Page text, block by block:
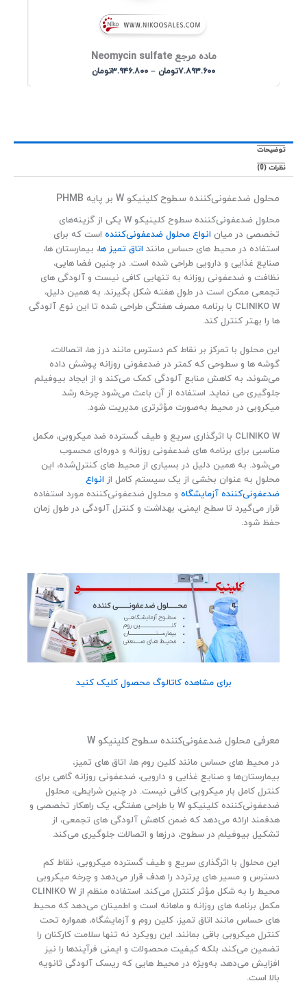
ماده مرجع Neomycin sulfate
۷.۸۹۳.۶۰۰تومان – ۳.۹۴۶.۸۰۰تومانP
g
:
۳
.
۹
۴
۶
.
۸
۰
و
ا
ن
t
h
o
u
g
h
۷
.
۸
۰
ت
ن
محلول ضدعفونی‌کننده سطوح کلینیکو W بر پایه PHMB
محلول ضدعفونی‌کننده سطوح کلینیکو W یکی از گزینه‌های
تخصصی در میانانواع محلول ضدعفونی‌کنندهاست که برای
استفاده در محیط‌ های حساس ماننداتاق تمیز ها ، بیمارستان‌ ها،
صنایع غذایی و دارویی طراحی شده است. در چنین فضا هایی،
نظافت و ضدعفونی روزانه به‌ تنهایی کافی نیست و آلودگی‌ های
تجمعی ممکن است در طول هفته شکل بگیرند. به همین دلیل،
CLINIKO W با برنامه مصرف هفتگی طراحی شده تا این نوع آلودگی‌
ها را بهتر کنترل کند.
این محلول با تمرکز بر نقاط کم‌ دسترس مانند درز ها، اتصالات،
گوشه‌ ها و سطوحی که کمتر در ضدعفونی روزانه پوشش داده
می‌شوند، به کاهش منابع آلودگی کمک می‌کند و از ایجاد بیوفیلم
جلوگیری می‌ نماید. استفاده از آن باعث می‌شود چرخه رشد
میکروبی در محیط به‌صورت مؤثرتری مدیریت شود.
CLINIKO W با اثرگذاری سریع و طیف گسترده ضد میکروبی، مکمل
مناسبی برای برنامه‌ های ضدعفونی روزانه و دوره‌ای محسوب
می‌شود. به همین دلیل در بسیاری از محیط‌ های کنترل‌شده، این
محلول به‌ عنوان بخشی از یک سیستم کامل ازانواع
ضدعفونی‌کننده آزمایشگاهو محلول ضدعفونی‌کننده مورد استفاده
قرار می‌گیرد تا سطح ایمنی، بهداشت و کنترل آلودگی در طول زمان
حفظ شود.
برای مشاهده کاتالوگ محصول کلیک کنید
معرفی محلول ضدعفونی‌کننده سطوح کلینیکو W
در محیط‌ های حساس مانند کلین روم‌ ها، اتاق‌ های تمیز،
بیمارستان‌ها و صنایع غذایی و دارویی، ضدعفونی روزانه گاهی برای
کنترل کامل بار میکروبی کافی نیست. در چنین شرایطی، محلول
ضدعفونی‌کننده کلینیکو W با طراحی هفتگی، یک راهکار تخصصی و
هدفمند ارائه می‌دهد که ضمن کاهش آلودگی‌ های تجمعی، از
تشکیل بیوفیلم در سطوح، درزها و اتصالات جلوگیری می‌کند.
این محلول با اثرگذاری سریع و طیف گسترده میکروبی، نقاط کم‌
دسترس و مسیر های پرتردد را هدف قرار می‌دهد و چرخه میکروبی
محیط را به شکل مؤثر کنترل می‌کند. استفاده منظم از CLINIKO W
مکمل برنامه‌ های روزانه و ماهانه است و اطمینان می‌دهد که محیط‌
های حساس مانند اتاق تمیز، کلین روم و آزمایشگاه، همواره تحت
کنترل میکروبی باقی بمانند. این رویکرد نه تنها سلامت کارکنان را
تضمین می‌کند، بلکه کیفیت محصولات و ایمنی فرآیندها را نیز
افزایش می‌دهد، به‌ویژه در محیط‌ هایی که ریسک آلودگی ثانویه
بالا است.